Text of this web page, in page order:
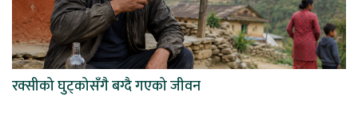
रक्सीको घुट्कोसँगै बग्दै गएको जीवन